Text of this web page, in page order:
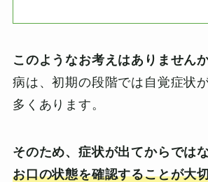
このようなお考えはありません
病は、初期の段階では自覚症状
多くあります。
そのため、症状が出てからではな
お口の状態を確認することが大